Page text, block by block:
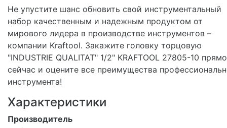
Не упустите шанс обновить свой инструментальный
набор качественным и надежным продуктом от
мирового лидера в производстве инструментов –
компании Kraftool. Закажите головку торцовую
"INDUSTRIE QUALITAT" 1/2" KRAFTOOL 27805-10 прямо
сейчас и оцените все преимущества
инструмента!
Характеристики
Производитель